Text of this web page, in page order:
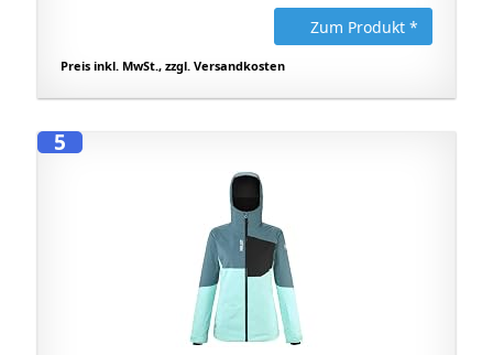
Zum Produkt *
Preis inkl. MwSt., zzgl. Versandkosten
5